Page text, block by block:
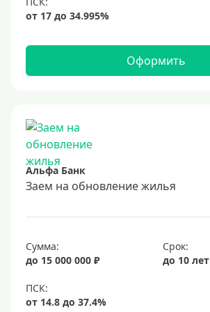
Обеспечение
Без обеспечения
В банке под залог
Под залог недвижимости
Срок
Долгосрочные
2 года
3 года
4 года
Оформить
Альфа Банк
Заем на обновление жилья
Сумма:
до 15 000 000 ₽
Срок:
до 10 лет